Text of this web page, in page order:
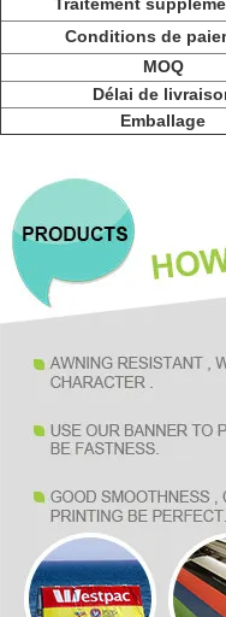
Conditions de
MOQ
Délai de
Emballage